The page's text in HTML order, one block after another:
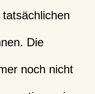
Die
noch nicht